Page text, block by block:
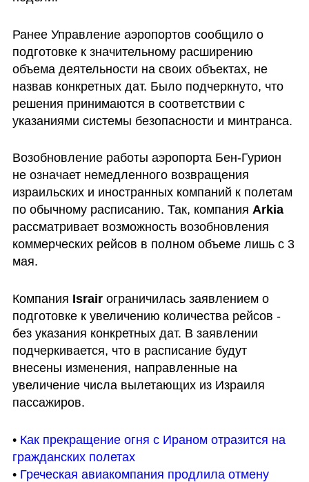
Ранее Управление аэропортов сообщило о
подготовке к значительному расширению
объема деятельности на своих объектах, не
назвав конкретных дат. Было подчеркнуто, что
решения принимаются в соответствии с
указаниями системы безопасности и минтранса.
Возобновление работы аэропорта Бен-Гурион
не означает немедленного возвращения
израильских и иностранных компаний к полетам
по обычному расписанию. Так, компания
Arkia
рассматривает возможность возобновления
коммерческих рейсов в полном объеме лишь с 3
мая.
Компания Israir ограничилась заявлением о
подготовке к увеличению количества рейсов -
без указания конкретных дат. В заявлении
подчеркивается, что в расписание будут
внесены изменения, направленные на
увеличение числа вылетающих из Израиля
пассажиров.
• Как прекращение огня с Ираном отразится на
гражданских полетах
• Греческая авиакомпания продлила отмену